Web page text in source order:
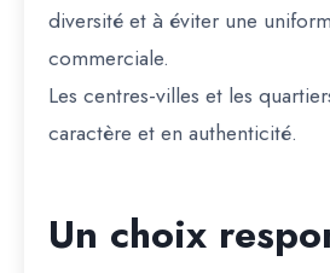
diversité et à éviter une
commerciale.
Les centres-villes et les
caractère et en authenticité.
Un choix